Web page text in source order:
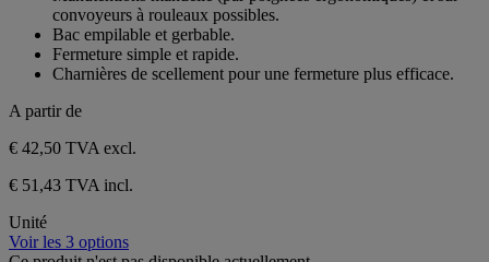
étoiles.
convoyeurs à rouleaux possibles.
Bac empilable et gerbable.
Fermeture simple et rapide.
Charnières de scellement pour une fermeture plus efficace.
A partir de
€ 42,50 TVA excl.
€ 51,43 TVA incl.
Unité
Voir les 3 options